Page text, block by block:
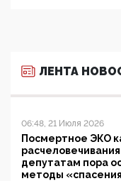
ЛЕНТА
06:48, 21 Июля 2026
Посмертное ЭКО
депутатам пора
методы